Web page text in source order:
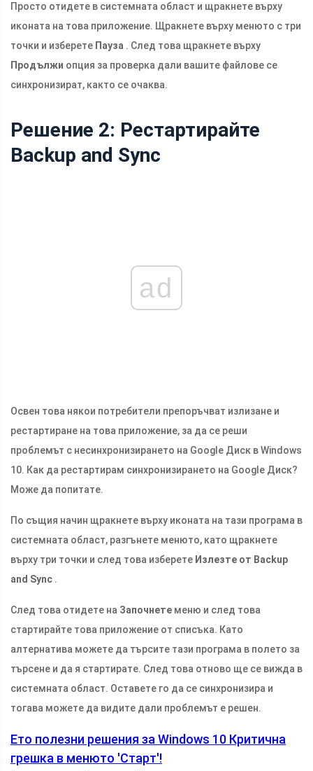
Просто отидете в системната област и щракнете върху
иконата на това приложение. Щракнете върху менюто с три
точки и изберете Пауза . След това щракнете върху
Продължи опция за проверка дали вашите файлове се
синхронизират, както се очаква.
Решение 2: Рестартирайте
Backup and Sync
ad
Освен това някои потребители препоръчват излизане и
рестартиране на това приложение, за да се реши
проблемът с несинхронизирането на Google Диск в Windows
10. Как да рестартирам синхронизирането на Google Диск?
Може да попитате.
По същия начин щракнете върху иконата на тази програма в
системната област, разгънете менюто, като щракнете
върху три точки и след това изберете Излезте от Backup
and Sync .
След това отидете на Започнете меню и след това
стартирайте това приложение от списъка. Като
алтернатива можете да търсите тази програма в полето за
търсене и да я стартирате. След това отново ще се вижда в
системната област. Оставете го да се синхронизира и
тогава можете да видите дали проблемът е решен.
Ето полезни решения за Windows 10 Критична
грешка в менюто 'Старт'!